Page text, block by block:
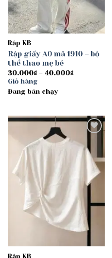
Rập KB
Rập giấy A0 mã 1910 – bộ
thể thao mẹ bé
30.000₫ – 40.000₫Khoảng
Giỏ hàng
Đang bán chạy
wishlist
Rập KB